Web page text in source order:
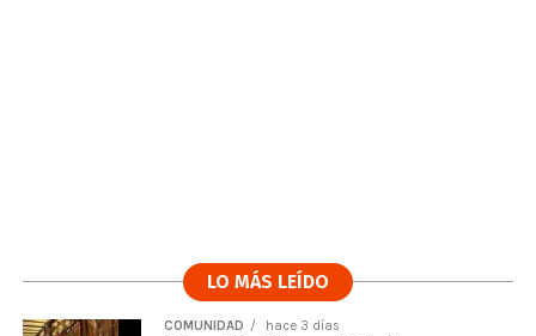
LO MÁS LEÍDO
COMUNIDAD hace 3 días